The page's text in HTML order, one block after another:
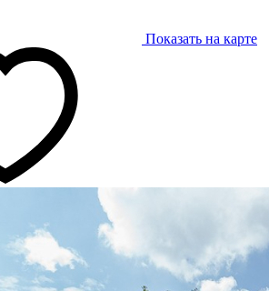
Показать на карте